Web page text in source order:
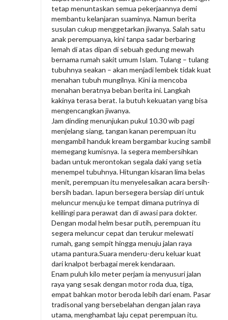
y
a
n
g
S
i
n
g
k
a
t
tetap menuntaskan semua pekerjaannya demi
membantu kelanjaran suaminya. Namun berita
susulan cukup menggetarkan jiwanya. Salah satu
anak perempuanya, kini tanpa sadar berbaring
lemah di atas dipan di sebuah gedung mewah
bernama rumah sakit umum Islam. Tulang – tulang
tubuhnya seakan – akan menjadi lembek tidak kuat
menahan tubuh mungilnya. Kini ia mencoba
menahan beratnya beban berita ini. Langkah
kakinya terasa berat. Ia butuh kekuatan yang bisa
mengencangkan jiwanya.
Jam dinding menunjukan pukul 10.30 wib pagi
menjelang siang, tangan kanan perempuan itu
mengambil handuk kream bergambar kucing sambil
memegang kumisnya. Ia segera membersihkan
badan untuk merontokan segala daki yang setia
menempel tubuhnya. Hitungan kisaran lima belas
menit, perempuan itu menyelesaikan acara bersih-
bersih badan. Iapun bersegera bersiap diri untuk
meluncur menuju ke tempat dimana putrinya di
kelilingi para perawat dan di awasi para dokter.
Dengan modal helm besar putih, perempuan itu
segera meluncur cepat dan terukur melewati
rumah, gang sempit hingga menuju jalan raya
utama pantura.Suara menderu-deru keluar kuat
dari knalpot berbagai merek kendaraan.
Enam puluh kilo meter perjam ia menyusuri jalan
raya yang sesak dengan motor roda dua, tiga,
empat bahkan motor beroda lebih dari enam. Pasar
tradisonal yang bersebelahan dengan jalan raya
utama, menghambat laju cepat perempuan itu.